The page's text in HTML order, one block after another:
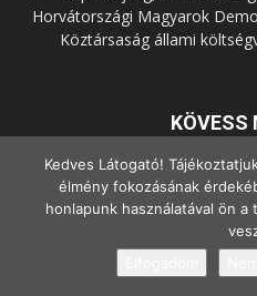
Horvátországi Magyarok
Köztársaság állami
KÖVESS
© Copyright - 2022
Kedves Látogató!
élmény fokozásának
honlapunk használatával ön